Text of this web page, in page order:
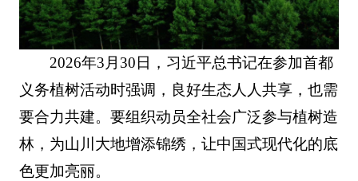
2026年3月30日，习近平总书记在参加首都
义务植树活动时强调，良好生态人人共享，也需
要合力共建。要组织动员全社会广泛参与植树造
林，为山川大地增添锦绣，让中国式现代化的底
色更加亮丽。